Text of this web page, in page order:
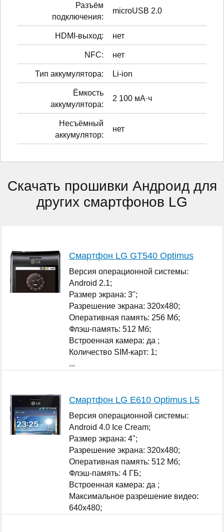
Разъём
подключения:
microUSB 2.0
HDMI-выход: нет
NFC: нет
Тип аккумулятора: Li-ion
Ёмкость
аккумулятора:
2 100 мА·ч
Несъёмный
аккумулятор:
нет
Скачать прошивки Андроид для
других смартфонов LG
Смартфон LG GT540 Optimus
Версия операционной системы:
Android 2.1;
Размер экрана: 3";
Разрешение экрана: 320x480;
Оперативная память: 256 Мб;
Флэш-память: 512 Мб;
Встроенная камера: да ;
Количество SIM-карт: 1;
...
Смартфон LG E610 Optimus L5
Версия операционной системы:
Android 4.0 Ice Cream;
Размер экрана: 4";
Разрешение экрана: 320x480;
Оперативная память: 512 Мб;
Флэш-память: 4 ГБ;
Встроенная камера: да ;
Максимальное разрешение видео:
640x480;